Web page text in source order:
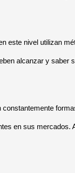
este nivel utilizan
alcanzar y
en sus